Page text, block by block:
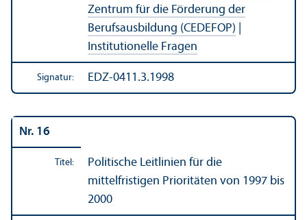
Zentrum für die Förderung der
Berufsausbildung (CEDEFOP)
Institutionelle Fragen
Signatur: EDZ-0411.3.1998
Nr. 16
Titel:
Politische Leitlinien für die
mittelfristigen Prioritäten von 1997 bis
2000